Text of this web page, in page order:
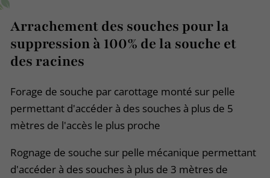
Arrachement des souches pour la
suppression à 100% de la souche et
des racines
Forage de souche par carottage monté sur pelle
permettant d'accéder à des souches à plus de 5
mètres de l'accès le plus proche
Rognage de souche sur pelle mécanique permettant
d'accéder à des souches à plus de 3 mètres de